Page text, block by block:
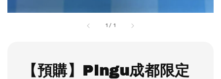
1 / 1
【預購】Pingu成都限定